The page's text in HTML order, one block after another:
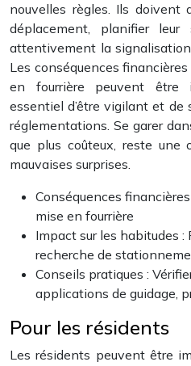
nouvelles règles. Ils doivent
déplacement, planifier
attentivement la
Les conséquences
en fourrière peuvent être
essentiel d’être vigilant et de
réglementations. Se garer
que plus coûteux, reste une
mauvaises surprises.
Conséquences
mise en fourrière
Impact sur les habitudes
recherche de
Conseils pratiques :
applications de guidage,
Pour les résidents
Les résidents peuvent être